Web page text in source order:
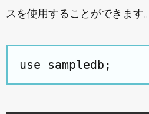
スを使用することができます。
use sampledb;